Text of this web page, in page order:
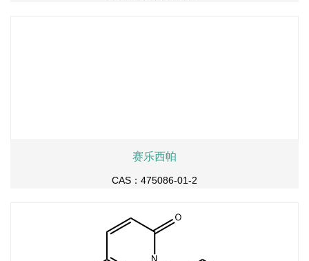
赛乐西帕
CAS：475086-01-2